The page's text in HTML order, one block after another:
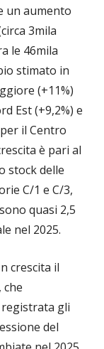
un aumento
3mila
le 46mila
stimato in
(+11%)
Est (+9,2%) e
il Centro
è pari al
stock delle
C/1 e C/3,
quasi 2,5
nel 2025.
crescita il
gli
del